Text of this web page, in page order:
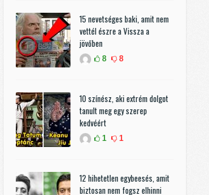
15 nevetséges baki, amit nem
vettél észre a Vissza a
jövőben
8 8
10 színész, aki extrém dolgot
tanult meg egy szerep
kedvéért
1 1
12 hihetetlen egybeesés, amit
biztosan nem fogsz elhinni